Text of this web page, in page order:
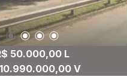
50.000,00 L
V